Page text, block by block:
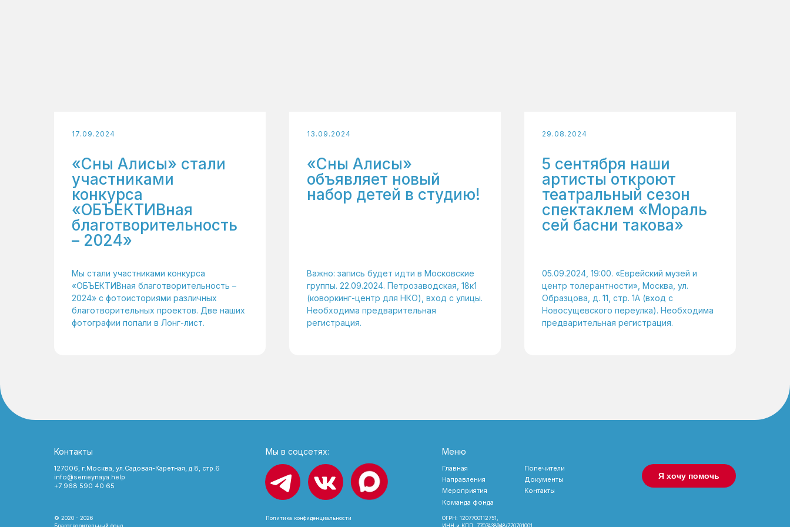
17.09.2024
«Сны Алисы» стали
участниками
конкурса
«ОБЪЕКТИВная
благотворительность
– 2024»
Мы стали участниками конкурса
«ОБЪЕКТИВная благотворительность –
2024» с фотоисториями различных
благотворительных проектов. Две наших
фотографии попали в Лонг-лист.
13.09.2024
«Сны Алисы»
объявляет новый
набор детей в студию!
Важно: запись будет идти в Московские
группы. 22.09.2024. Петрозаводская, 18к1
(коворкинг-центр для НКО), вход с улицы.
Необходима предварительная
регистрация.
29.08.2024
5 сентября наши
артисты откроют
театральный сезон
спектаклем «Мораль
сей басни такова»
05.09.2024, 19:00. «Еврейский музей и
центр толерантности», Москва, ул.
Образцова, д. 11, стр. 1А (вход с
Новосущевского переулка). Необходима
предварительная регистрация.
Я хочу помочь
Политика конфиденциальности
© 2020 - 2026
Благотворительный фонд
127006, г.Москва, ул.Садовая-Каретная, д.8, стр.6
info@semeynaya.help
+7 968 590 40 65
Контакты Мы в соцсетях: Меню
Главная
Направления
Мероприятия
Документы
Попечители
Контакты
ОГРН: 1207700112751,
ИНН и КПП: 7707438948/770701001
Команда фонда